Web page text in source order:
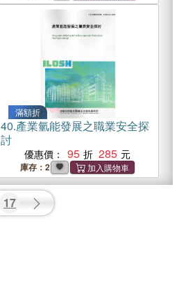
滿額折
40.產業氫能發展之職業安全探
討
優惠價： 95 285
庫存：2
17